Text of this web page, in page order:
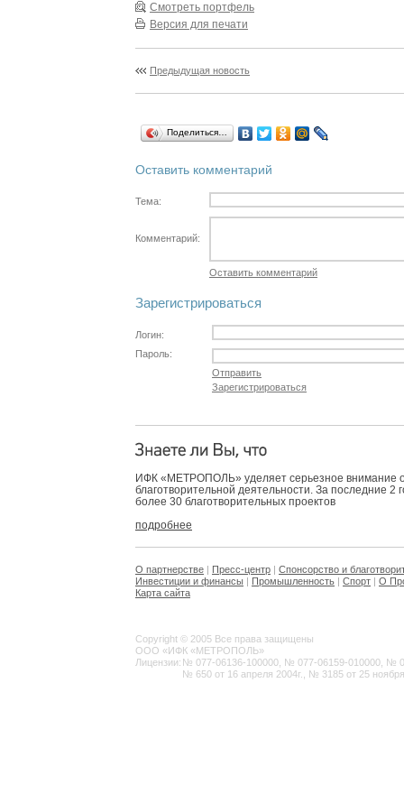
Смотреть портфель
Версия для печати
Предыдущая новость
Поделиться…
Оставить комментарий
Тема:
Комментарий:
Оставить комментарий
Зарегистрироваться
Логин:
Пароль:
Отправить
Зарегистрироваться
ИФК «МЕТРОПОЛЬ» уделяет серьезное внимание
благотворительной деятельности. За последние 2
более 30 благотворительных проектов
подробнее
О партнерстве | Пресс-центр | Спонсорство и
Инвестиции и финансы | Промышленность | Спорт | О
Карта сайта
Copyright © 2005 Все права защищены
ООО «ИФК «МЕТРОПОЛЬ»
Лицензии: № 077-06136-100000, № 077-06159-010000, №
№ 650 от 16 апреля 2004г., № 3185 от 25